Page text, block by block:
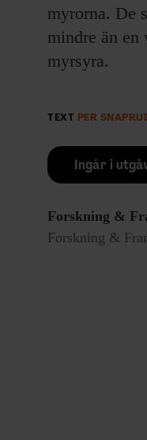
myrorna. De
mindre än en
myrsyra.
TEXT PER
Ingår i
Forskning &
Forskning &